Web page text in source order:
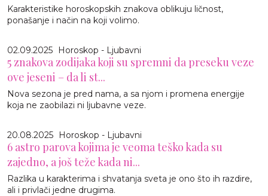
Karakteristike horoskopskih znakova oblikuju ličnost,
ponašanje i način na koji volimo.
02.09.2025 Horoskop - Ljubavni
5 znakova zodijaka koji su spremni da preseku veze
ove jeseni – da li st...
Nova sezona je pred nama, a sa njom i promena energije
koja ne zaobilazi ni ljubavne veze.
20.08.2025 Horoskop - Ljubavni
6 astro parova kojima je veoma teško kada su
zajedno, a još teže kada ni...
Razlika u karakterima i shvatanja sveta je ono što ih razdire,
ali i privlači jedne drugima.